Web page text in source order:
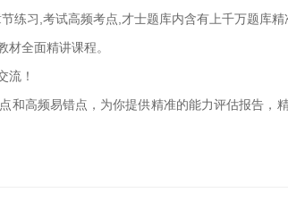
练习,考试高频考点,才士题库内含有上千万题库精
材全面精讲课程。
流！
和高频易错点，为你提供精准的能力评估报告，